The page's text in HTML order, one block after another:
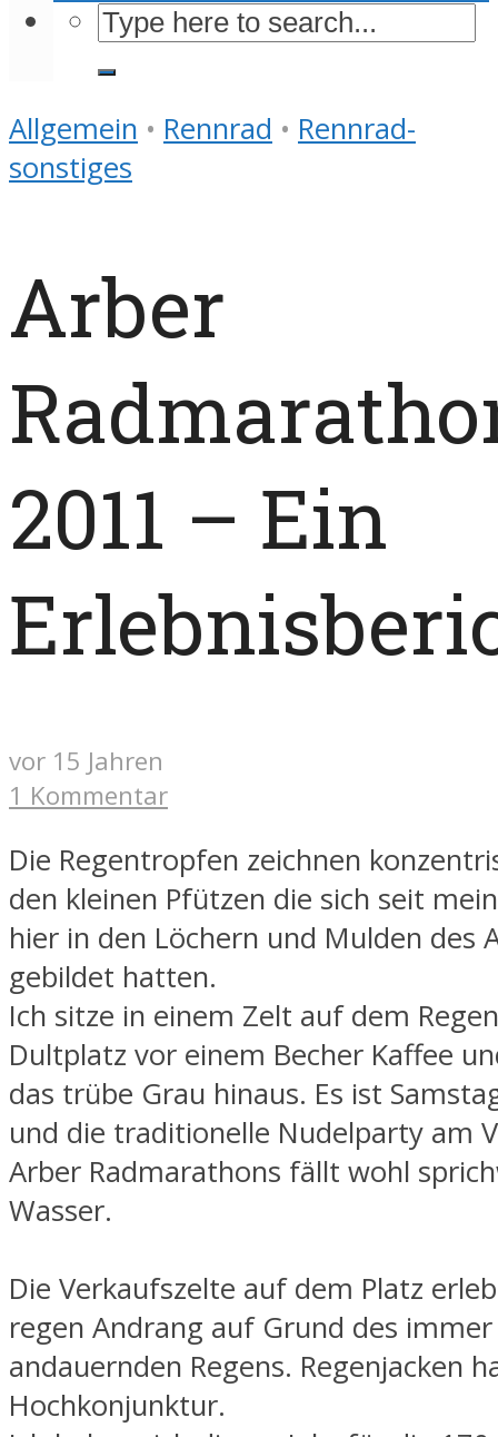
Allgemein • Rennrad • Rennrad-
sonstiges
Arber
2011 – Ein
vor 15 Jahren
1 Kommentar
Die Regentropfen zeichnen
den kleinen Pfützen die sich seit
hier in den Löchern und Mulden des
gebildet hatten.
Ich sitze in einem Zelt auf dem
Dultplatz vor einem Becher Kaffee
das trübe Grau hinaus. Es ist
und die traditionelle Nudelparty am
Arber Radmarathons fällt wohl
Wasser.
Die Verkaufszelte auf dem Platz
regen Andrang auf Grund des
andauernden Regens. Regenjacken
Hochkonjunktur.